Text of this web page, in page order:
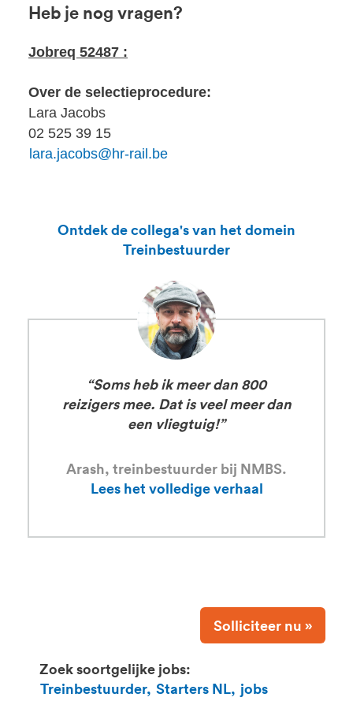
Heb je nog vragen?
Jobreq 52487 :
Over de selectieprocedure:
Lara Jacobs
02 525 39 15
lara.jacobs@hr-rail.be
Ontdek de collega's van het domein
Treinbestuurder
“Soms heb ik meer dan 800
reizigers mee. Dat is veel meer dan
een vliegtuig!”
Arash, treinbestuurder bij NMBS.
Lees het volledige verhaal
Solliciteer nu »
Zoek soortgelijke jobs:
Treinbestuurder, Starters NL, jobs